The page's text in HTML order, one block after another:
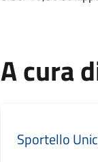
A cura
Sportello